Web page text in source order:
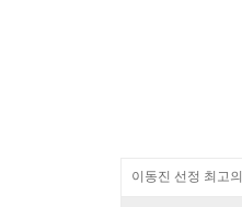
이동진 선정 최고